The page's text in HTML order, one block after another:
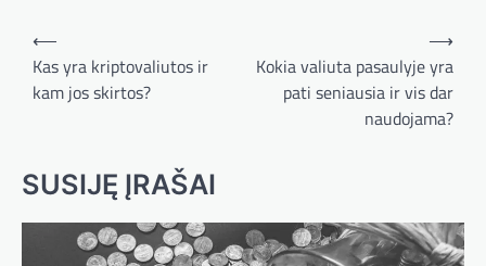
Navigacija
tarp
įrašų
⟵
Kas yra kriptovaliutos ir
kam jos skirtos?
Kokia valiuta pasaulyje yra
pati seniausia ir vis dar
naudojama?
⟶
SUSIJĘ ĮRAŠAI